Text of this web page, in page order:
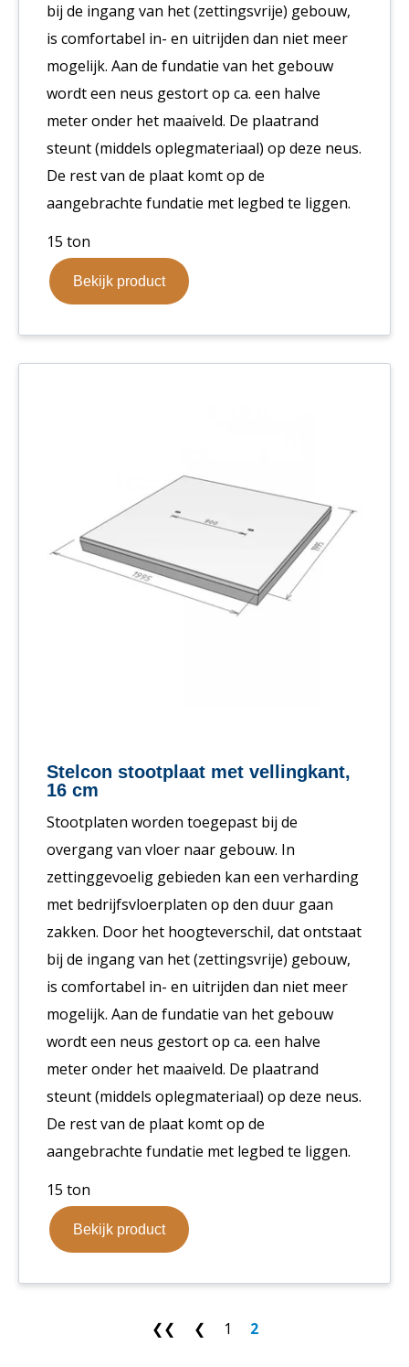
bij de ingang van het (zettingsvrije) gebouw,
is comfortabel in- en uitrijden dan niet meer
mogelijk. Aan de fundatie van het gebouw
wordt een neus gestort op ca. een halve
meter onder het maaiveld. De plaatrand
steunt (middels oplegmateriaal) op deze neus.
De rest van de plaat komt op de
aangebrachte fundatie met legbed te liggen.
15 ton
Bekijk product
Stelcon stootplaat met vellingkant,
16 cm
Stootplaten worden toegepast bij de
overgang van vloer naar gebouw. In
zettinggevoelig gebieden kan een verharding
met bedrijfsvloerplaten op den duur gaan
zakken. Door het hoogteverschil, dat ontstaat
bij de ingang van het (zettingsvrije) gebouw,
is comfortabel in- en uitrijden dan niet meer
mogelijk. Aan de fundatie van het gebouw
wordt een neus gestort op ca. een halve
meter onder het maaiveld. De plaatrand
steunt (middels oplegmateriaal) op deze neus.
De rest van de plaat komt op de
aangebrachte fundatie met legbed te liggen.
15 ton
Bekijk product
❮❮ ❮ 1 2